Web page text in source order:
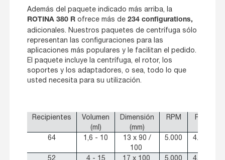
Además del paquete indicado más arriba, la
ROTINA 380 R ofrece más de 234 configurations,
adicionales. Nuestros paquetes de centrífuga sólo
representan las configuraciones para las
aplicaciones más populares y le facilitan el pedido.
El paquete incluye la centrífuga, el rotor, los
soportes y los adaptadores, o sea, todo lo que
usted necesita para su utilización.
Recipientes
Volumen
(ml)
Dimensión
(mm)
RPM RCF
64 1,6 - 10
13 x 90 /
100
5.000 4.668
52 4 - 15 17 x 100 5.000 4.668